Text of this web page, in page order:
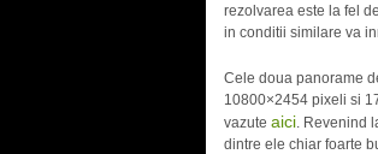
rezolvarea este la fel
in conditii similare va
Cele doua panorame
10800×2454 pixeli si
vazute aici .
dintre ele chiar foarte